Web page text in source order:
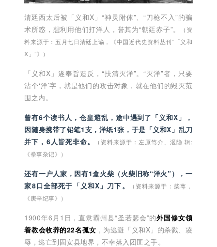
清廷西太后被「义和X」“神灵附体”、“刀枪不入”的骗
术所惑，想利用他们打洋人，誉其为“朝廷赤子”。
（资
料来源于：五月七日清廷上谕，《中国近代史资料丛刊“「义和
X」”》）
「义和X」遂奉旨造反，“扶清灭洋”。“灭洋”者，只要
沾个‘洋’字，就是他们的攻击对象，就在他们的毁灭范
围之内。
曾有6个读书人，仓皇避乱，途中遇到了 「义和X」，
因随身携带了铅笔1支，洋纸1张 ，于是 「义和X」 乱刀
并下，6人皆死非命。
（资料来源于：左原笃介、沤隐 辑:
《拳事杂记》）
还有一户人家，因有1盒火柴（火柴旧称“洋火”），一
家8口全部死于「义和X」刀下。
（资料来源于：柴萼，
《庚辛纪事》）
1900年6月1日，直隶霸州县“圣若瑟会”的外国修女领
着教会收养的22名孤女 ，为逃避「义和X」的杀戮、凌
辱，逃亡到固安县地界，不幸落入团匪之手。